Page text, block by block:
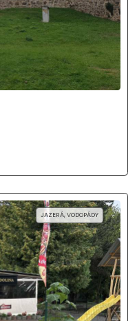
JAZERÁ, VODOPÁDY